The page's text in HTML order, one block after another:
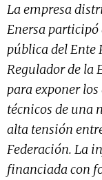
La empresa
Enersa
pública del Ente
Regulador de la
para exponer los
técnicos de una
alta tensión
Federación. La
financiada con